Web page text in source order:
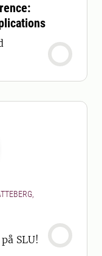
22:00
SLU!